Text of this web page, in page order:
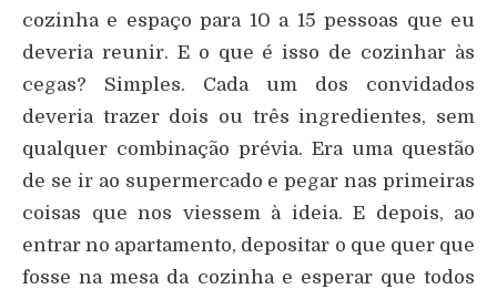
cozinha e espaço para 10 a 15 pessoas que eu
deveria reunir. E o que é isso de cozinhar às
cegas? Simples. Cada um dos convidados
deveria trazer dois ou três ingredientes, sem
qualquer combinação prévia. Era uma questão
de se ir ao supermercado e pegar nas primeiras
coisas que nos viessem à ideia. E depois, ao
entrar no apartamento, depositar o que quer que
fosse na mesa da cozinha e esperar que todos